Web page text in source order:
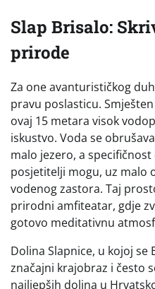
Slap Brisalo:
prirode
Za one avanturističkog
pravu poslasticu.
ovaj 15 metara visok
iskustvo. Voda se
malo jezero, a
posjetitelji mogu, uz malo
vodenog zastora. Taj
prirodni amfiteatar, gdje
gotovo meditativnu
Dolina Slapnice, u kojoj se
značajni krajobraz i često
najljepših dolina u